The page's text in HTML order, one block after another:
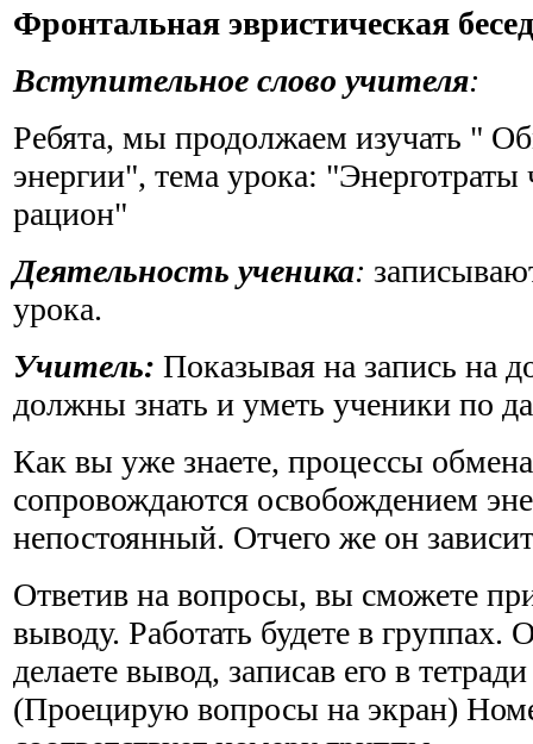
Фронтальная эвристическая
Вступительное слово учителя:
Ребята, мы продолжаем изучать "
энергии", тема урока:
рацион"
Деятельность ученика:
урока.
Учитель: Показывая на запись на
должны знать и уметь ученики по
Как вы уже знаете, процессы
сопровождаются освобождением
непостоянный. Отчего же он
Ответив на вопросы, вы сможете
выводу. Работать будете в группах.
делаете вывод, записав его в
(Проецирую вопросы на экран)